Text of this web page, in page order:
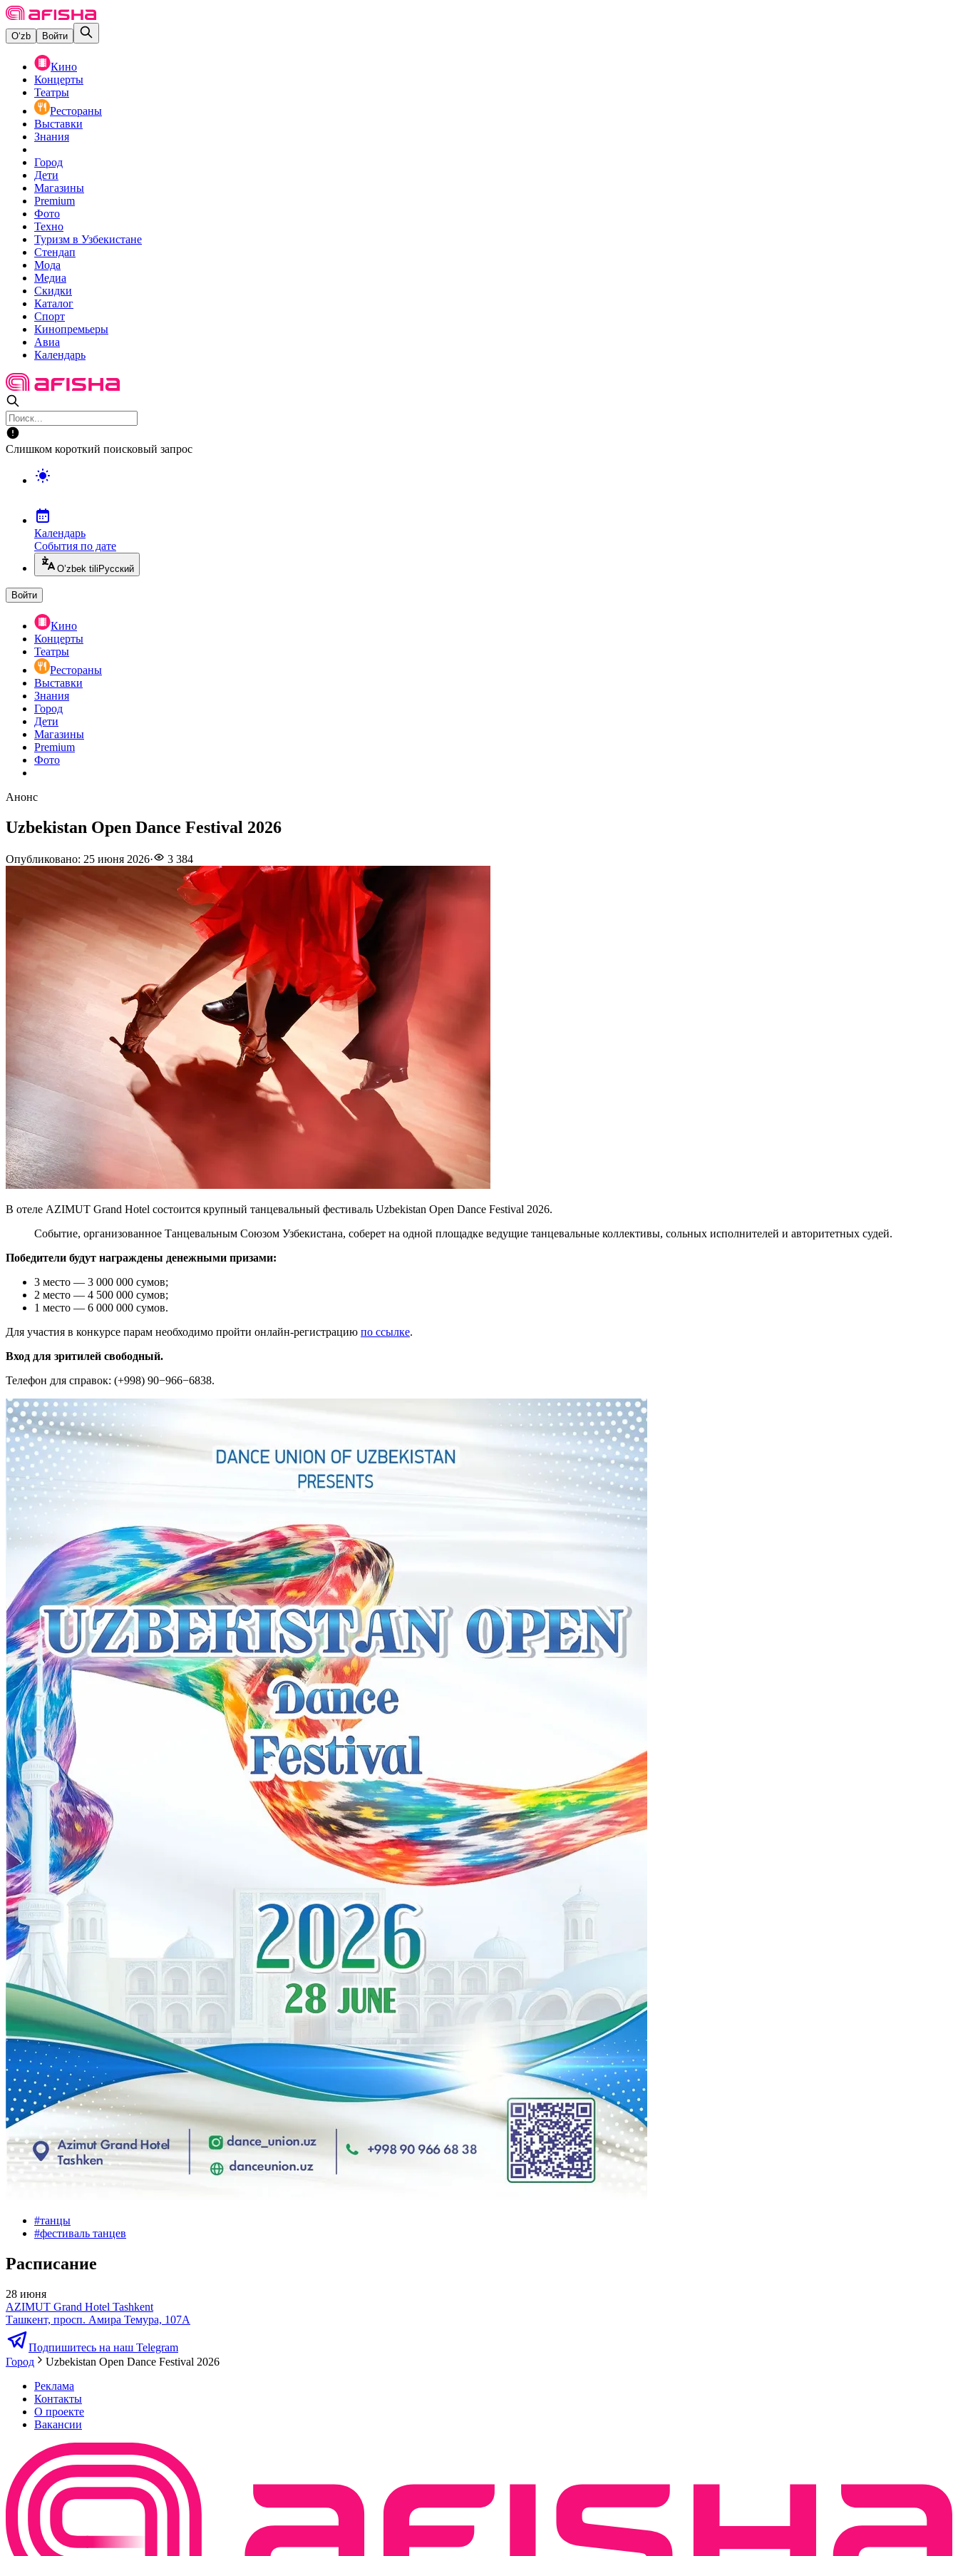
O‘zb Войти
Кино
Концерты
Театры
Рестораны
Выставки
Знания
Город
Дети
Магазины
Premium
Фото
Техно
Туризм в Узбекистане
Стендап
Мода
Медиа
Скидки
Каталог
Спорт
Кинопремьеры
Авиа
Календарь
Слишком короткий поисковый запрос
Календарь
События по дате
O’zbek tili Русский
Войти
Кино
Концерты
Театры
Рестораны
Выставки
Знания
Город
Дети
Магазины
Premium
Фото
Анонс
Uzbekistan Open Dance Festival 2026
Опубликовано: 25 июня 2026· 3 384
В отеле AZIMUT Grand Hotel состоится крупный танцевальный фестиваль Uzbekistan Open Dance Festival 2026.
Событие, организованное Танцевальным Союзом Узбекистана, соберет на одной площадке ведущие танцевальные коллективы, сольных исполнителей и авторитетных судей.
Победители будут награждены денежными призами:
3 место — 3 000 000 сумов;
2 место — 4 500 000 сумов;
1 место — 6 000 000 сумов.
Для участия в конкурсе парам необходимо пройти онлайн-регистрацию по ссылке.
Вход для зритилей свободный.
Телефон для справок: (+998) 90−966−6838.
#танцы
#фестиваль танцев
Расписание
28 июня
AZIMUT Grand Hotel Tashkent
Ташкент, просп. Амира Темура, 107А
Подпишитесь на наш Telegram
Город
Uzbekistan Open Dance Festival 2026
Реклама
Контакты
О проекте
Вакансии